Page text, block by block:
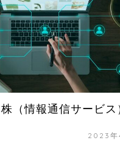
（情報通信サービス
2023年